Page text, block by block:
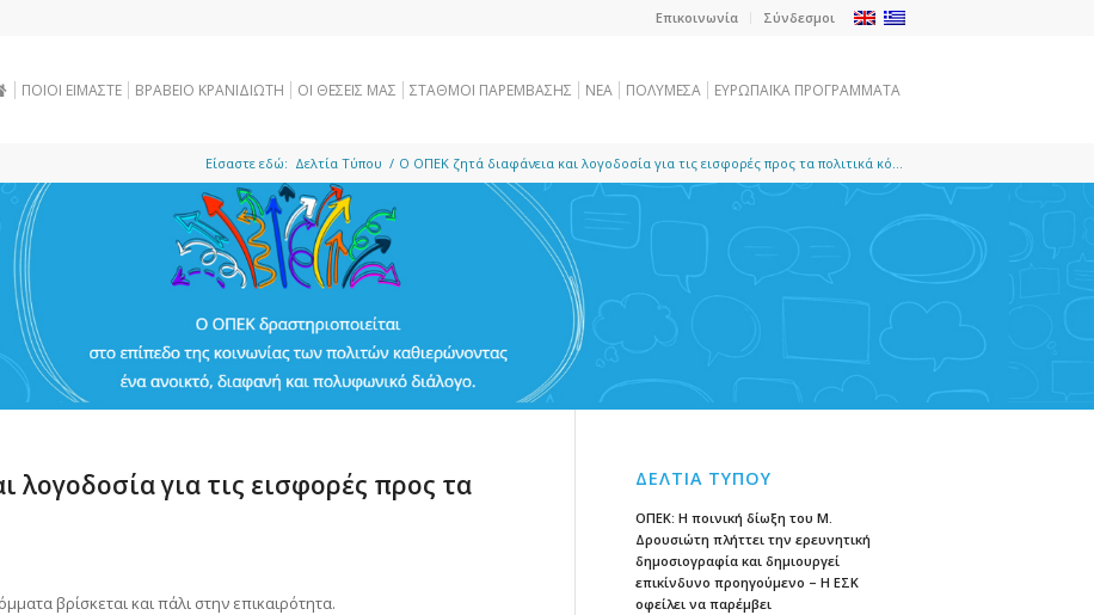
Επικοινωνία Σύνδεσμοι
ΠΟΙΟΙ ΕΙΜΑΣΤΕ ΒΡΑΒΕΙΟ ΚΡΑΝΙΔΙΩΤΗ OI ΘΕΣΕΙΣ ΜΑΣ ΣΤΑΘΜΟΙ ΠΑΡΕΜΒΑΣΗΣ NEA ΠΟΛΥΜΕΣΑ ΕΥΡΩΠΑΪΚΑ ΠΡΟΓΡΑΜΜΑΤΑ
Είσαστε εδώ: Δελτία Τύπου / Ο ΟΠΕΚ ζητά διαφάνεια και λογοδοσία για τις εισφορές προς τα πολιτικά κό...
λογοδοσία για τις εισφορές προς τα
βρίσκεται και πάλι στην επικαιρότητα.
ΔΕΛΤΙΑ ΤΥΠΟΥ
ΟΠΕΚ: Η ποινική δίωξη του Μ.
Δρουσιώτη πλήττει την ερευνητική
δημοσιογραφία και δημιουργεί
επικίνδυνο προηγούμενο – Η ΕΣΚ
οφείλει να παρέμβει